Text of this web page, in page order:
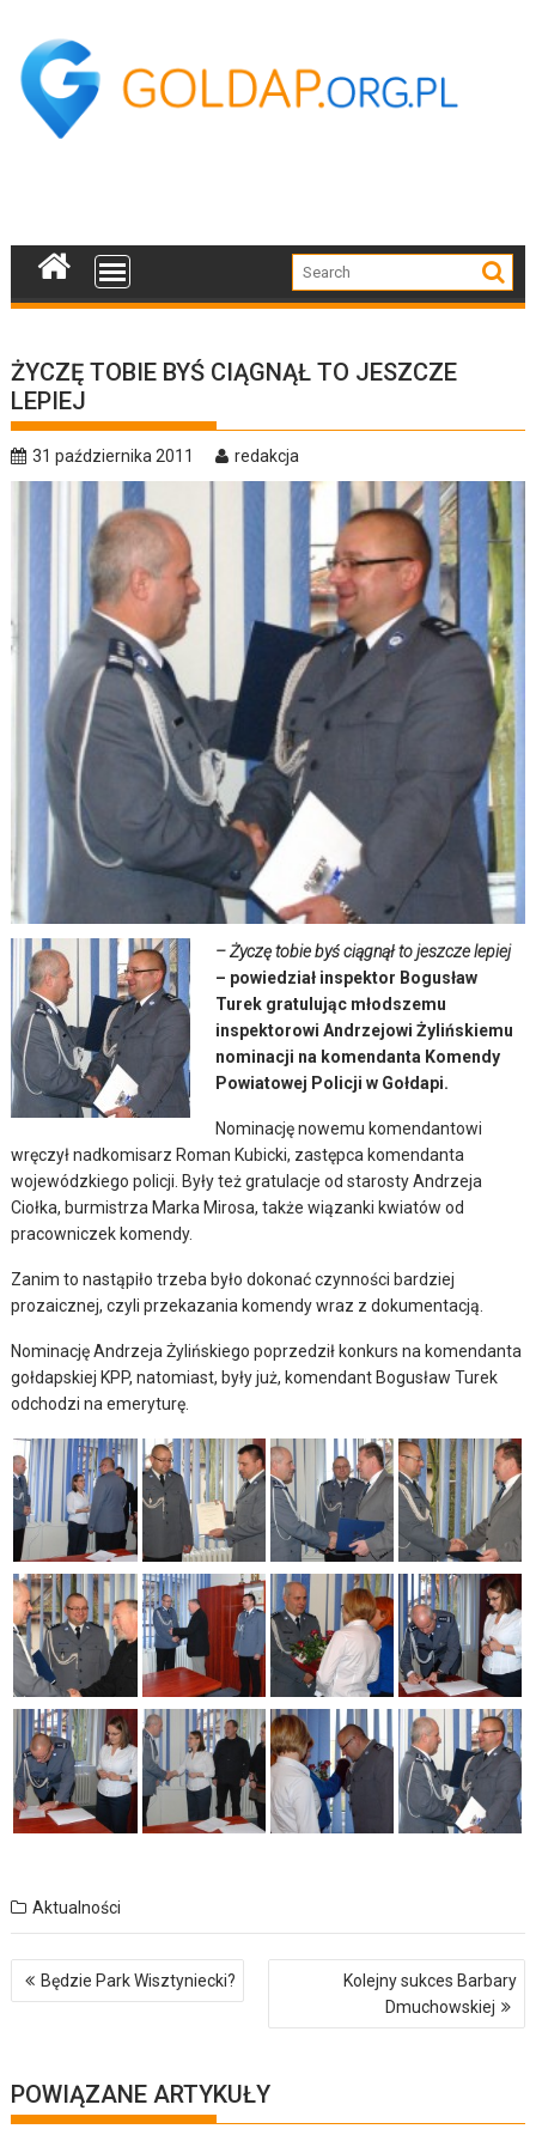
content
ŻYCZĘ TOBIE BYŚ CIĄGNĄŁ TO JESZCZE
LEPIEJ
31 października 2011 redakcja
– Życzę tobie byś ciągnął to jeszcze lepiej
– powiedział inspektor Bogusław
Turek gratulując młodszemu
inspektorowi Andrzejowi Żylińskiemu
nominacji na komendanta Komendy
Powiatowej Policji w Gołdapi.
Nominację nowemu komendantowi
wręczył nadkomisarz Roman Kubicki, zastępca komendanta
wojewódzkiego policji. Były też gratulacje od starosty Andrzeja
Ciołka, burmistrza Marka Mirosa, także wiązanki kwiatów od
pracowniczek komendy.
Zanim to nastąpiło trzeba było dokonać czynności bardziej
prozaicznej, czyli przekazania komendy wraz z dokumentacją.
Nominację Andrzeja Żylińskiego poprzedził konkurs na komendanta
gołdapskiej KPP, natomiast, były już, komendant Bogusław Turek
odchodzi na emeryturę.
Aktualności
Nawigacja
wpisu
Będzie Park Wisztyniecki?
Kolejny sukces Barbary
Dmuchowskiej
POWIĄZANE ARTYKUŁY